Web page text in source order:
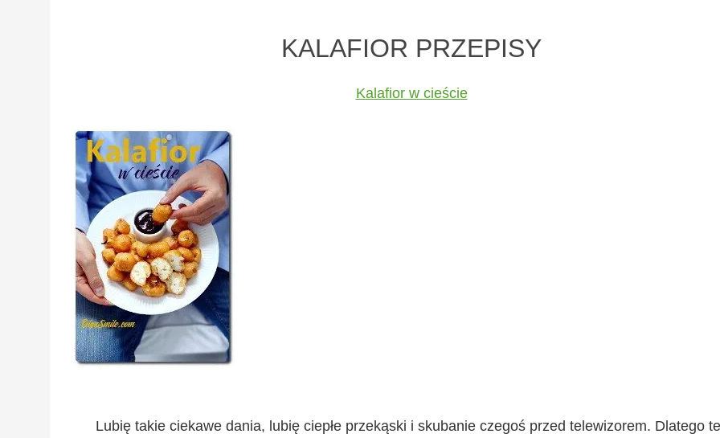
KALAFIOR PRZEPISY
Kalafior w cieście
Lubię takie ciekawe dania, lubię ciepłe przekąski i skubanie czegoś przed telewizorem. Dlatego